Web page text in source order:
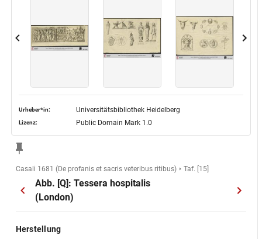
Urheber*in: Universitätsbibliothek Heidelberg
Lizenz: Public Domain Mark 1.0
Casali 1681 (De profanis et sacris veteribus ritibus) Taf. [15]
Abb. [Q]: Tessera hospitalis
(London)
Herstellung